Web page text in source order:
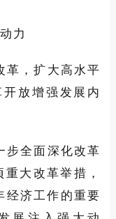
力
革，扩大高水平
放增强发展内
步全面深化改革
大改革举措，
经济工作的重要